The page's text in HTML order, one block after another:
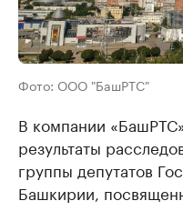
Фото: ООО "БашРТС"
В компании
результаты
группы депутатов
Башкирии,